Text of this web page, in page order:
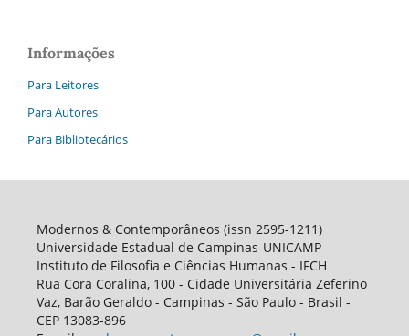
Informações
Para Leitores
Para Autores
Para Bibliotecários
Modernos & Contemporâneos (issn 2595-1211)
Universidade Estadual de Campinas-UNICAMP
Instituto de Filosofia e Ciências Humanas - IFCH
Rua Cora Coralina, 100 - Cidade Universitária Zeferino
Vaz, Barão Geraldo - Campinas - São Paulo - Brasil -
CEP 13083-896